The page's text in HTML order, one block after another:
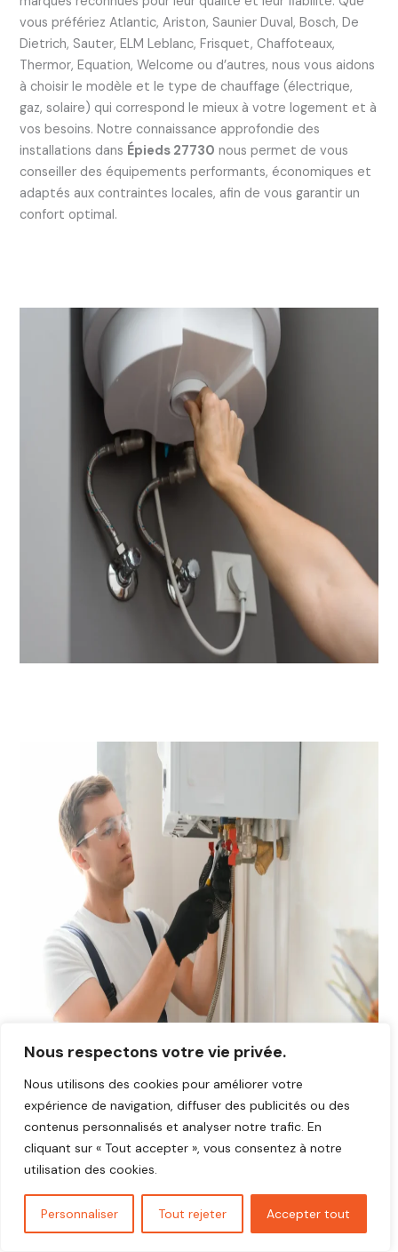
Nous respectons votre vie privée.
Nous utilisons des cookies pour améliorer votre
expérience de navigation, diffuser des publicités ou des
contenus personnalisés et analyser notre trafic. En
cliquant sur « Tout accepter », vous consentez à notre
utilisation des cookies.
Personnaliser Tout rejeter Accepter tout
vous préfériez Atlantic, Ariston, Saunier Duval, Bosch, De
Dietrich, Sauter, ELM Leblanc, Frisquet, Chaffoteaux,
Thermor, Equation, Welcome ou d’autres, nous vous aidons
à choisir le modèle et le type de chauffage (électrique,
gaz, solaire) qui correspond le mieux à votre logement et à
vos besoins. Notre connaissance approfondie des
installations dans Épieds 27730 nous permet de vous
conseiller des équipements performants, économiques et
adaptés aux contraintes locales, afin de vous garantir un
confort optimal.
Avis plombier Épieds 27730
Vous cherchez un plombier fiable et réactif dansÉpieds
27730?
bénéficié d’interventions rapides, soignées et au juste prix.
Nos artisans plombiers interviennent pour toutes vos